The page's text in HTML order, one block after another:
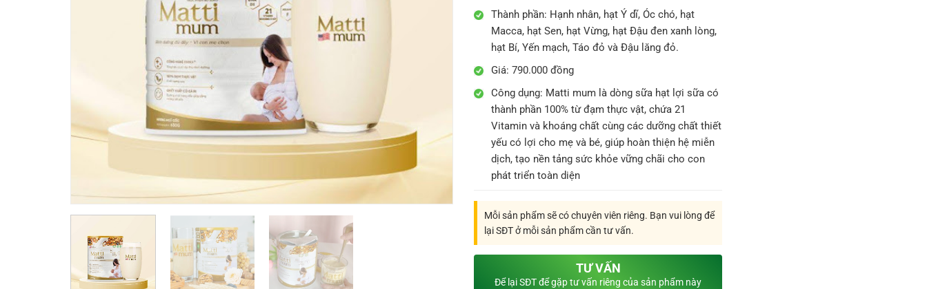
Thành phần: Hạnh nhân, hạt Ý dĩ, Óc chó, hạt
Macca, hạt Sen, hạt Vừng, hạt Đậu đen xanh lòng,
hạt Bí, Yến mạch, Táo đỏ và Đậu lăng đỏ.
Giá: 790.000 đồng
Công dụng: Matti mum là dòng sữa hạt lợi sữa có
thành phần 100% từ đạm thực vật, chứa 21
Vitamin và khoáng chất cùng các dưỡng chất thiết
yếu có lợi cho mẹ và bé, giúp hoàn thiện hệ miễn
dịch, tạo nền tảng sức khỏe vững chãi cho con
phát triển toàn diện
Mỗi sản phẩm sẽ có chuyên viên riêng. Bạn vui lòng để
lại SĐT ở mỗi sản phẩm cần tư vấn.
TƯ VẤN
Để lại SĐT để gặp tư vấn riêng của sản phẩm này